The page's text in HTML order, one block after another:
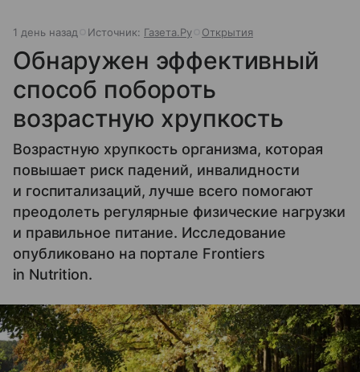
1 день назад Источник: Газета.Ру Открытия
Обнаружен эффективный
способ побороть
возрастную хрупкость
Возрастную хрупкость организма, которая
повышает риск падений, инвалидности
и госпитализаций, лучше всего помогают
преодолеть регулярные физические нагрузки
и правильное питание. Исследование
опубликовано на портале Frontiers
in Nutrition.